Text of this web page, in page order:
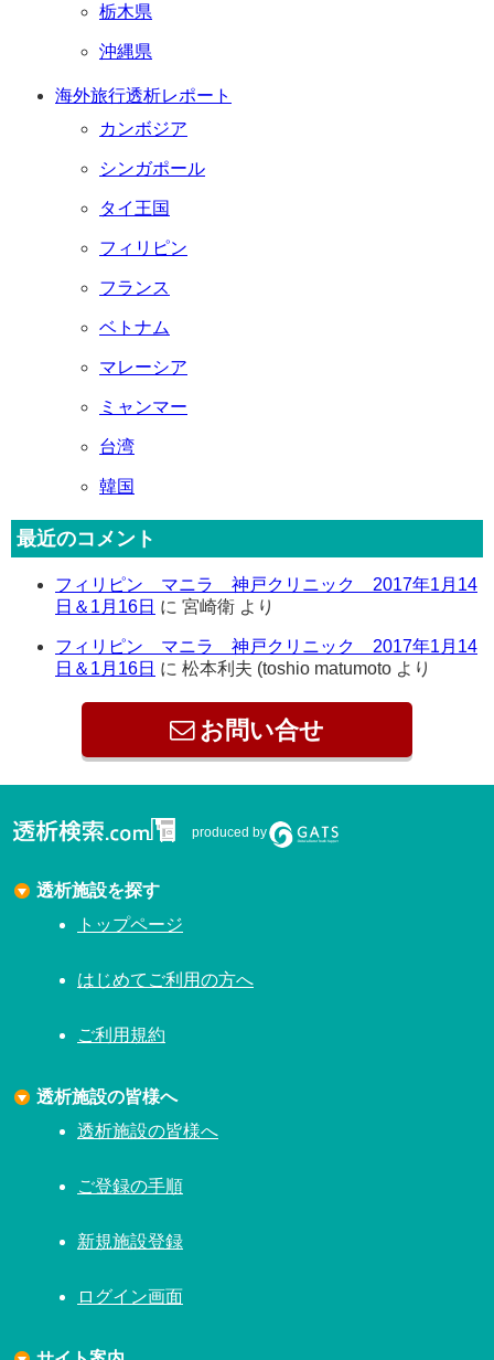
栃木県
沖縄県
海外旅行透析レポート
カンボジア
シンガポール
タイ王国
フィリピン
フランス
ベトナム
マレーシア
ミャンマー
台湾
韓国
最近のコメント
フィリピン マニラ 神戸クリニック 2017年1月14
日＆1月16日 に 宮崎衛 より
フィリピン マニラ 神戸クリニック 2017年1月14
日＆1月16日 に 松本利夫 (toshio matumoto より
お問い合せ
produced by
透析施設を探す
トップページ
はじめてご利用の方へ
ご利用規約
透析施設の皆様へ
透析施設の皆様へ
ご登録の手順
新規施設登録
ログイン画面